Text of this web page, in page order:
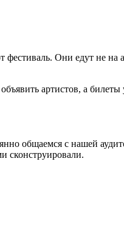
Они едут не на
артистов, а
общаемся с нашей
сконструировали.